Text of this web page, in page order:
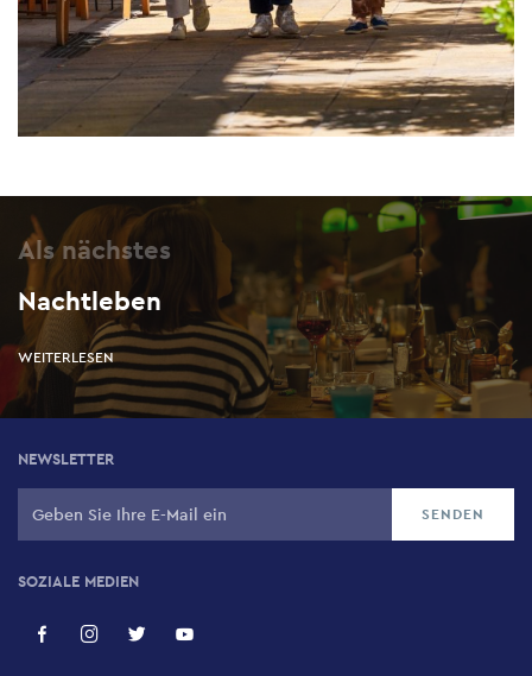
Als nächstes
Nachtleben
WEITERLESEN
NEWSLETTER
SOZIALE MEDIEN